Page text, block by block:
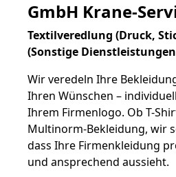
GmbH Krane-
Textilveredlung (Druck,
(Sonstige
Wir veredeln Ihre
Ihren Wünschen –
Ihrem Firmenlogo. Ob T-
Multinorm-Bekleidung, wir
dass Ihre Firmenkleidung
und ansprechend aussieht.